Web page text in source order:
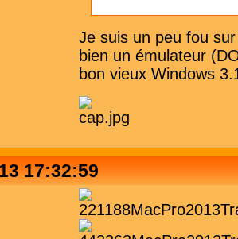
Je suis un peu fou
bien un émulateur
bon vieux Windows
17:32:59